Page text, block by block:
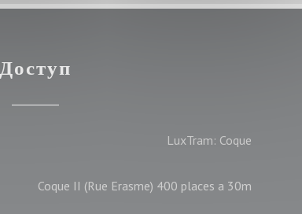
Доступ
LuxTram: Coque
Coque II (Rue Erasme) 400 places a 30m